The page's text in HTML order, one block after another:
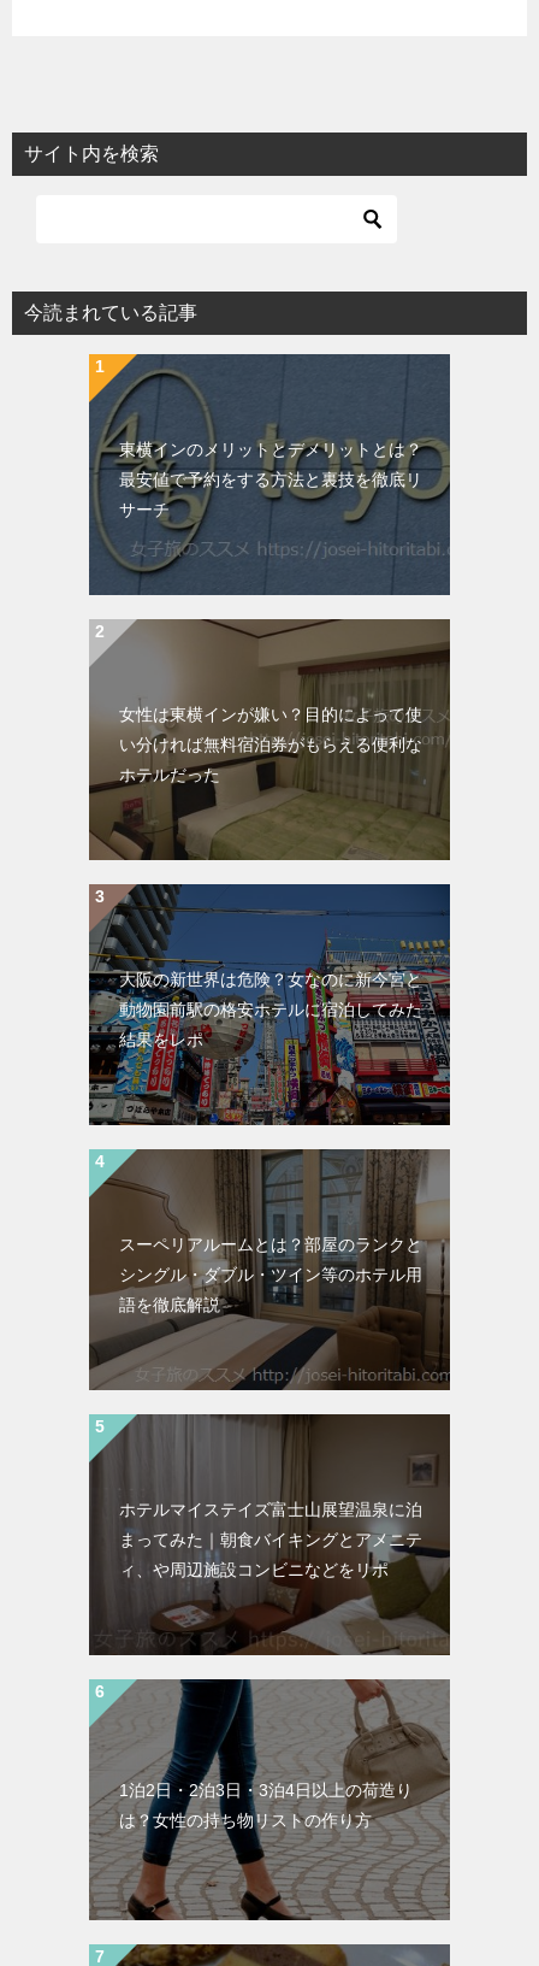
サイト内を検索
今読まれている記事
東横インのメリットとデメリットとは？
最安値で予約をする方法と裏技を徹底リ
サーチ
女性は東横インが嫌い？目的によって使
い分ければ無料宿泊券がもらえる便利な
ホテルだった
大阪の新世界は危険？女なのに新今宮と
動物園前駅の格安ホテルに宿泊してみた
結果をレポ
スーペリアルームとは？部屋のランクと
シングル・ダブル・ツイン等のホテル用
語を徹底解説
ホテルマイステイズ富士山展望温泉に泊
まってみた｜朝食バイキングとアメニテ
ィ、や周辺施設コンビニなどをリポ
1泊2日・2泊3日・3泊4日以上の荷造り
は？女性の持ち物リストの作り方